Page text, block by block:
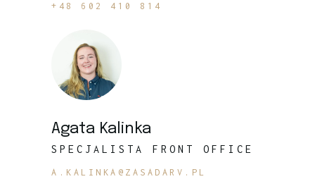
+48 602 410 814
Agata Kalinka
SPECJALISTA FRONT OFFICE
A.KALINKA@ZASADARV.PL